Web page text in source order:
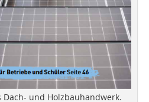
Dach- und Holzbauhandwerk.